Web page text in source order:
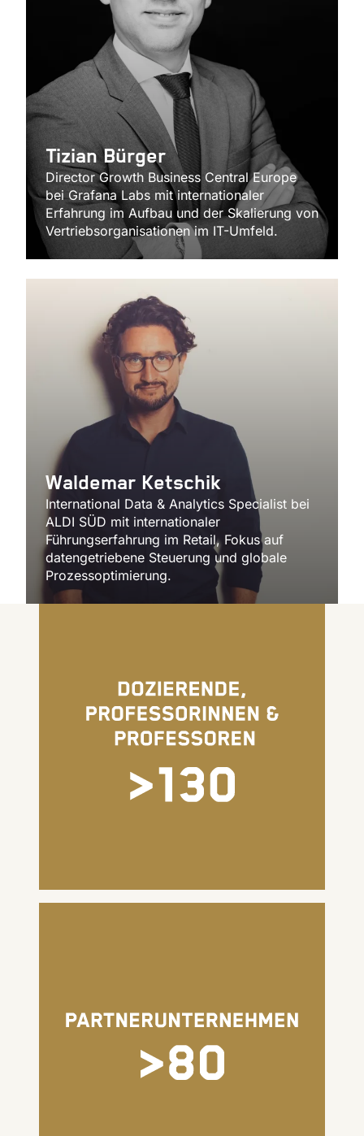
Tizian Bürger
Director Growth Business Central Europe
bei Grafana Labs mit internationaler
Erfahrung im Aufbau und der Skalierung von
Vertriebsorganisationen im IT-Umfeld.
Waldemar Ketschik
International Data & Analytics Specialist bei
ALDI SÜD mit internationaler
Führungserfahrung im Retail, Fokus auf
datengetriebene Steuerung und globale
Prozessoptimierung.